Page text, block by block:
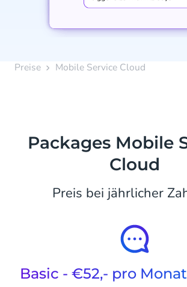
Preise Mobile Service Cloud
Packages Mobile
Cloud
Preis bei jährlicher
Basic - €52,- pro